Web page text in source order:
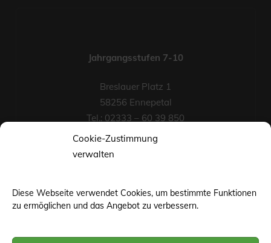
Cookie-Zustimmung
verwalten
Diese Webseite verwendet Cookies, um bestimmte Funktionen
zu ermöglichen und das Angebot zu verbessern.
Jahrgangsstufen 7-10
Breslauer Platz 1
58256 Ennepetal
Tel.: 02333 – 60 39 850
Fax-Nr.: 02333 – 60 39 852